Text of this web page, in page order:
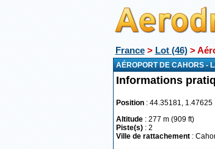
France>Lot (46)>
AÉROPORT DE CAHORS -
Informations
Position: 44.35181, 1.47625
Altitude: 277 m (909 ft)
Piste(s): 2
Ville de rattachement: